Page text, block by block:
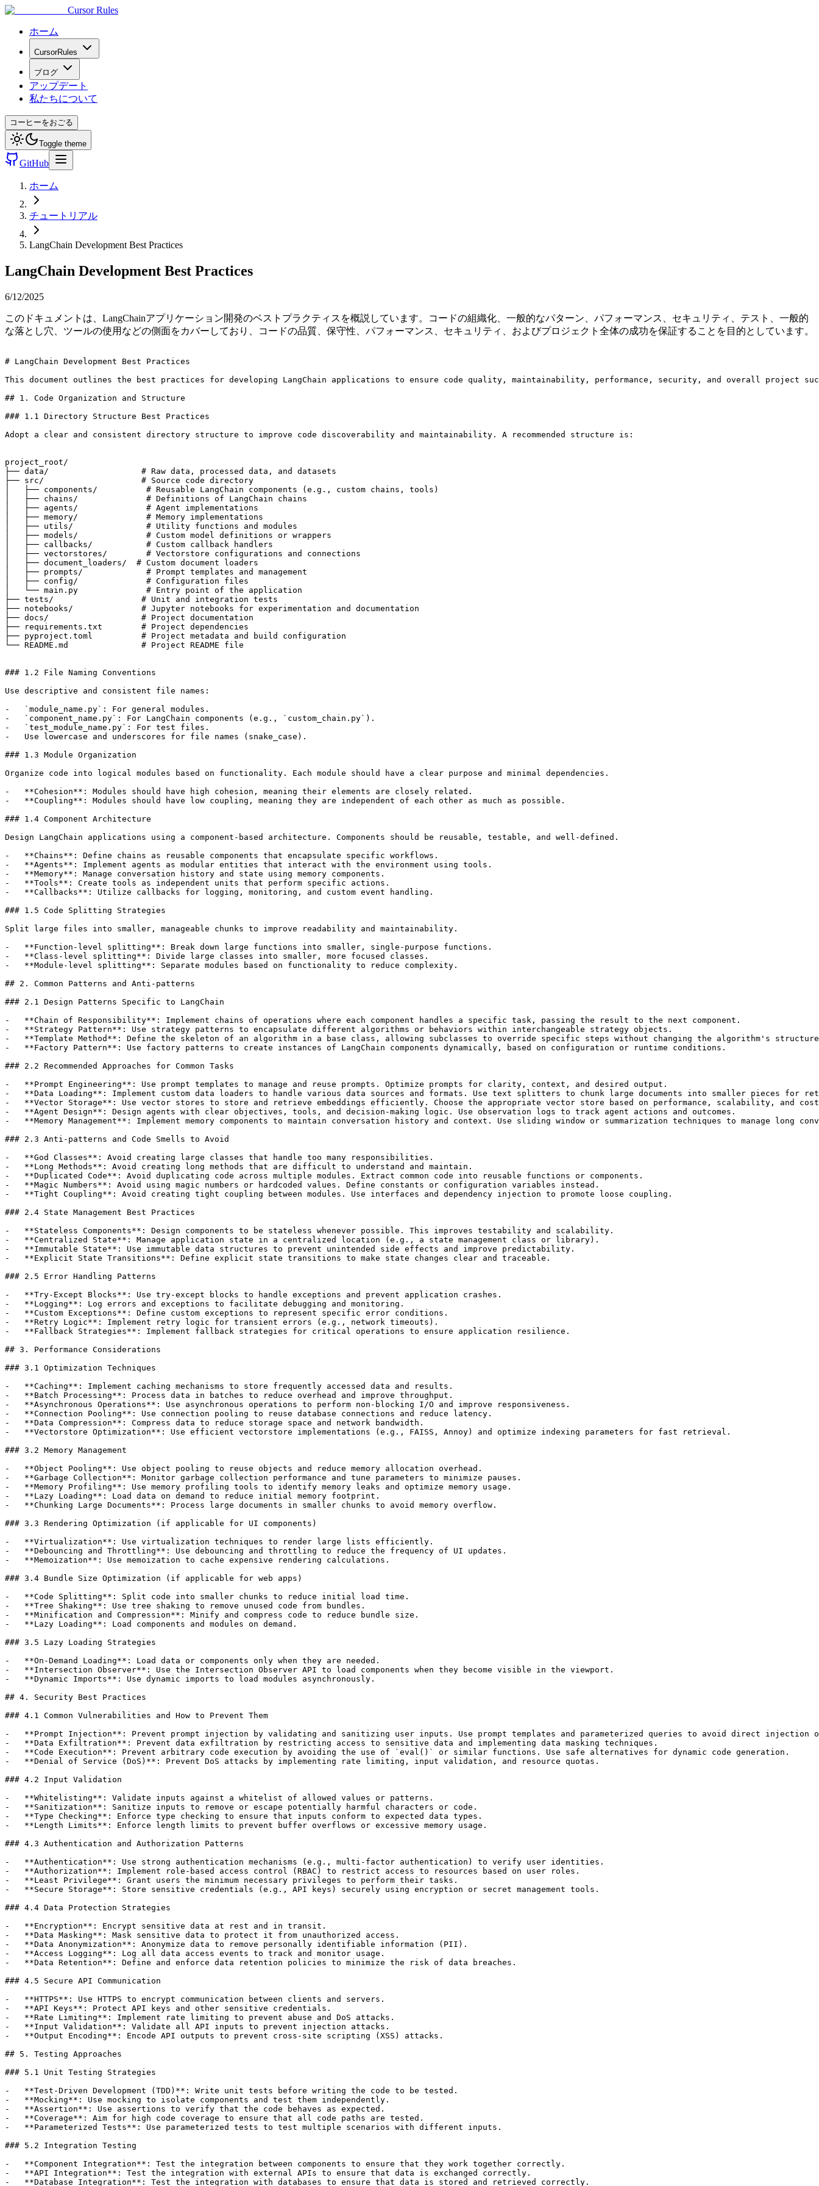
Cursor Rules
ホーム
CursorRules
ブログ
アップデート
私たちについて
コーヒーをおごる
Toggle theme
GitHub
ホーム
チュートリアル
LangChain Development Best Practices
LangChain Development Best Practices
6/12/2025
このドキュメントは、LangChainアプリケーション開発のベストプラクティスを概説しています。コードの組織化、一般的なパターン、パフォーマンス、セキュリティ、テスト、一般的
な落とし穴、ツールの使用などの側面をカバーしており、コードの品質、保守性、パフォーマンス、セキュリティ、およびプロジェクト全体の成功を保証することを目的としています。